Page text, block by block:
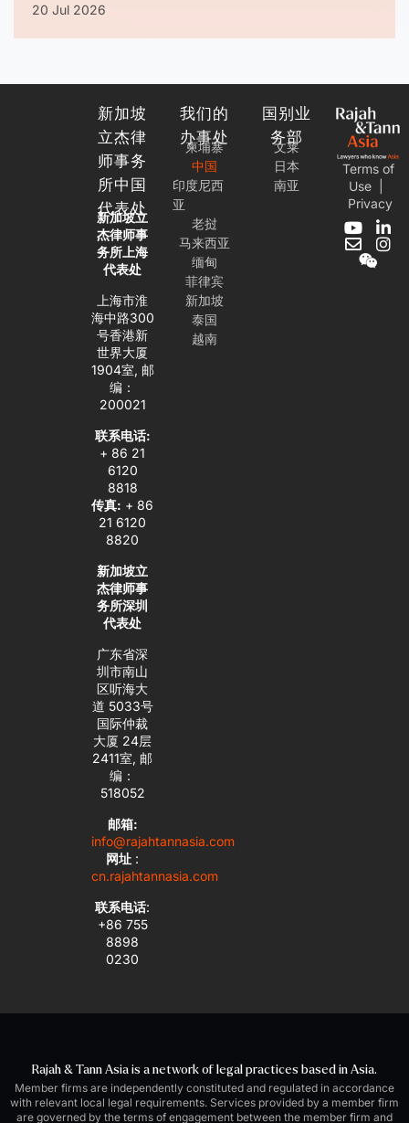
20 Jul 2026
新加坡
立杰律
师事务
所中国
代表处
新加坡立
杰律师事
务所上海
代表处
上海市淮
海中路300
号香港新
世界大厦
1904室, 邮
编：
200021
联系电话:
+ 86 21
6120
8818
传真: + 86
21 6120
8820
新加坡立
杰律师事
务所深圳
代表处
广东省深
圳市南山
区听海大
道 5033号
国际仲裁
大厦 24层
2411室, 邮
编：
518052
邮箱:
info@rajahtannasia.com
网址 :
cn.rajahtannasia.com
联系电话:
+86 755
8898
0230
我们的
办事处
柬埔寨
中国
印度尼西
亚
老挝
马来西亚
缅甸
菲律宾
新加坡
泰国
越南
国别业
务部
文莱
日本
南亚
Terms of
Use
Privacy
Y
o
u
L
i
E
n
v
I
n
W
e
i
Rajah & Tann Asia is a network of legal practices based in Asia.
Member firms are independently constituted and regulated in accordance
with relevant local legal requirements. Services provided by a member firm
are governed by the terms of engagement between the member firm and